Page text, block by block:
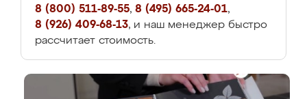
8 (800) 511-89-55, 8 (495) 665-24-01,
8 (926) 409-68-13, и наш менеджер быстро
рассчитает стоимость.